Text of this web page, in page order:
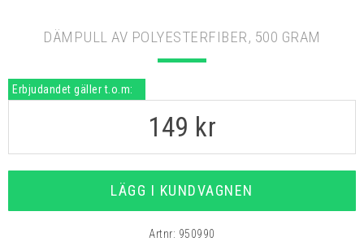
DÄMPULL AV POLYESTERFIBER, 500 GRAM
Erbjudandet gäller t.o.m:
149 kr
LÄGG I KUNDVAGNEN
Artnr: 950990